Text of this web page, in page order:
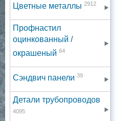
Цветные металлы 2912
Профнастил
оцинкованный /
окрашеный 64
Сэндвич панели 39
Детали трубопроводов
4095